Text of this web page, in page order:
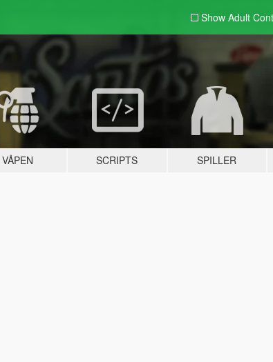
Show Adult
VÅPEN SCRIPTS SPILLER